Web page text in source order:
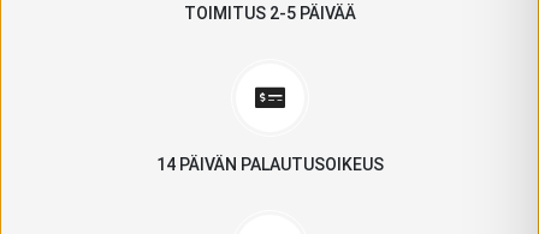
TOIMITUS 2-5 PÄIVÄÄ
14 PÄIVÄN PALAUTUSOIKEUS